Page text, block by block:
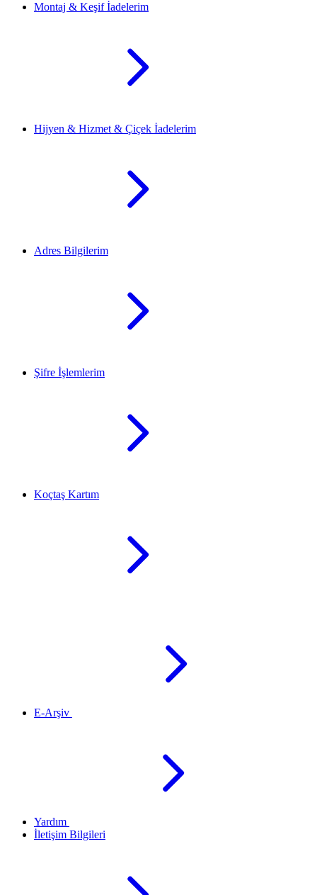
Montaj & Keşif İadelerim
Hijyen & Hizmet & Çiçek İadelerim
Adres Bilgilerim
Şifre İşlemlerim
Koçtaş Kartım
E-Arşiv
Yardım
İletişim Bilgileri